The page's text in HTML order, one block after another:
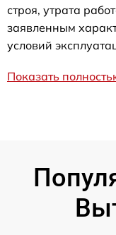
строя, утрата
заявленным
условий
Показать